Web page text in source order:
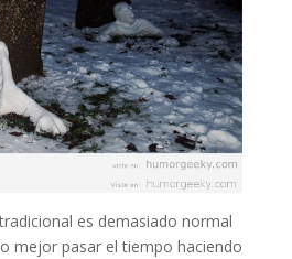
es demasiado normal
mejor pasar el tiempo haciendo